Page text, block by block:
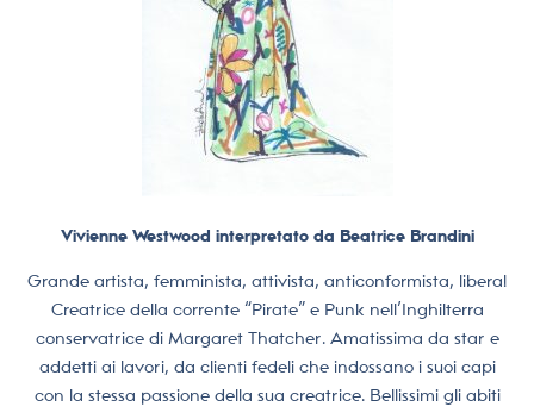
Vivienne Westwood interpretato da Beatrice Brandini
Grande artista, femminista, attivista, anticonformista, libera!
Creatrice della corrente “Pirate” e Punk nell’Inghilterra
conservatrice di Margaret Thatcher. Amatissima da star e
addetti ai lavori, da clienti fedeli che indossano i suoi capi
con la stessa passione della sua creatrice. Bellissimi gli abiti